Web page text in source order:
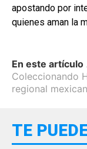
apostando por
quienes aman la
En este artículo
Coleccionando
regional
TE